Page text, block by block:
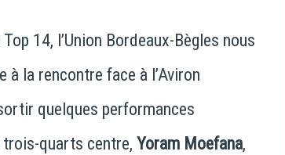
14, l’Union Bordeaux-Bègles nous
la rencontre face à l’Aviron
quelques performances
quarts centre, Yoram Moefana,